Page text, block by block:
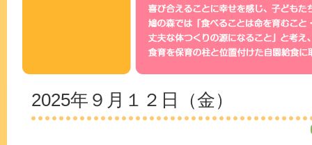
2025年９月１２日（金）